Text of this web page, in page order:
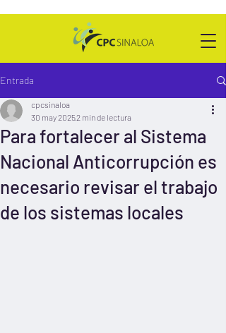
Entrada
Para fortalecer al Sistema
Nacional Anticorrupción es
necesario revisar el trabajo
de los sistemas locales
cpcsinaloa
30 may 20252 min de lectura